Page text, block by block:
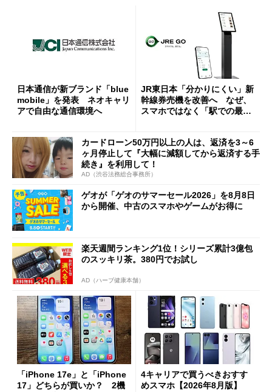
日本通信が新ブランド「blue
mobile」を発表 ネオキャリ
アで自由な通信環境へ
JR東日本「分かりにくい」新
幹線券売機を改善へ なぜ、
スマホではなく「駅での最短
カードローン50万円以上の人は、返済を3～6
ヶ月停止して『大幅に減額してから返済する手
続き』を利用して！
AD（渋谷法務総合事務所）
ゲオが「ゲオのサマーセール2026」を8月8日
から開催、中古のスマホやゲームがお得に
楽天週間ランキング1位！シリーズ累計3億包
のスッキリ茶。380円でお試し
AD（ハーブ健康本舗）
「iPhone 17e」と「iPhone
17」どちらが買いか？ 2機
4キャリアで買うべきおすす
めスマホ【2026年8月版】